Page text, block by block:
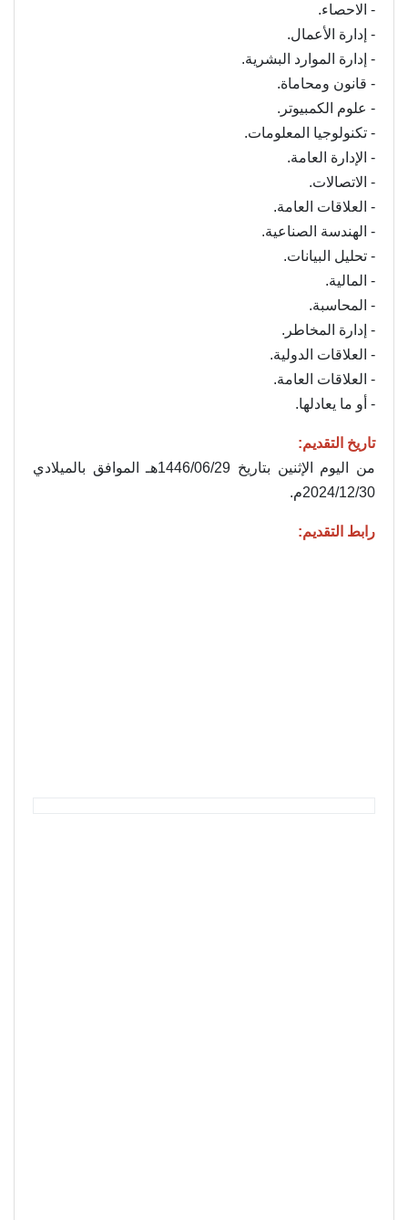
- الاحصاء.
- إدارة الأعمال.
- إدارة الموارد البشرية.
- قانون ومحاماة.
- علوم الكمبيوتر.
- تكنولوجيا المعلومات.
- الإدارة العامة.
- الاتصالات.
- العلاقات العامة.
- الهندسة الصناعية.
- تحليل البيانات.
- المالية.
- المحاسبة.
- إدارة المخاطر.
- العلاقات الدولية.
- العلاقات العامة.
- أو ما يعادلها.
تاريخ التقديم:
من اليوم الإثنين بتاريخ 1446/06/29هـ الموافق بالميلادي
2024/12/30م.
رابط التقديم: